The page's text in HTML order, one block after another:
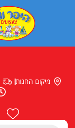
Products
מיקום החנות